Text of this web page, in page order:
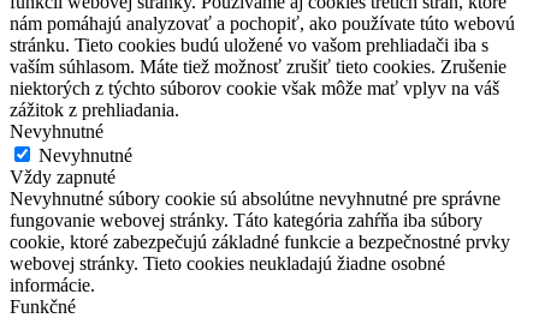
nám pomáhajú analyzovať a pochopiť, ako používate túto webovú
stránku. Tieto cookies budú uložené vo vašom prehliadači iba s
vaším súhlasom. Máte tiež možnosť zrušiť tieto cookies. Zrušenie
niektorých z týchto súborov cookie však môže mať vplyv na váš
zážitok z prehliadania.
Nevyhnutné
Nevyhnutné
Vždy zapnuté
Nevyhnutné súbory cookie sú absolútne nevyhnutné pre správne
fungovanie webovej stránky. Táto kategória zahŕňa iba súbory
cookie, ktoré zabezpečujú základné funkcie a bezpečnostné prvky
webovej stránky. Tieto cookies neukladajú žiadne osobné
informácie.
Funkčné